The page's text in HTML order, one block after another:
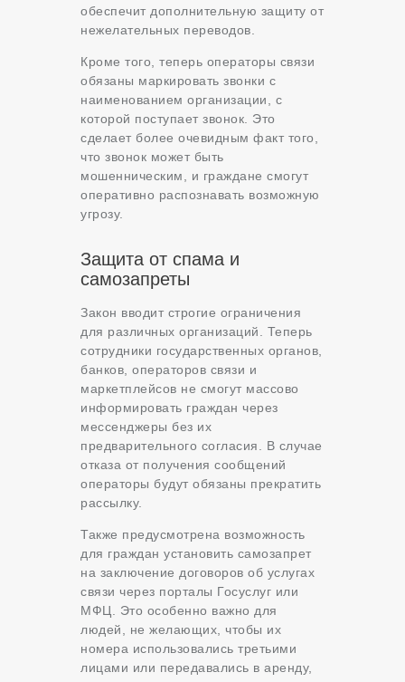
обеспечит дополнительную защиту от
нежелательных переводов.
Кроме того, теперь операторы связи
обязаны маркировать звонки с
наименованием организации, с
которой поступает звонок. Это
сделает более очевидным факт того,
что звонок может быть
мошенническим, и граждане смогут
оперативно распознавать возможную
угрозу.
Защита от спама и
самозапреты
Закон вводит строгие ограничения
для различных организаций. Теперь
сотрудники государственных органов,
банков, операторов связи и
маркетплейсов не смогут массово
информировать граждан через
мессенджеры без их
предварительного согласия. В случае
отказа от получения сообщений
операторы будут обязаны прекратить
рассылку.
Также предусмотрена возможность
для граждан установить самозапрет
на заключение договоров об услугах
связи через порталы Госуслуг или
МФЦ. Это особенно важно для
людей, не желающих, чтобы их
номера использовались третьими
лицами или передавались в аренду,